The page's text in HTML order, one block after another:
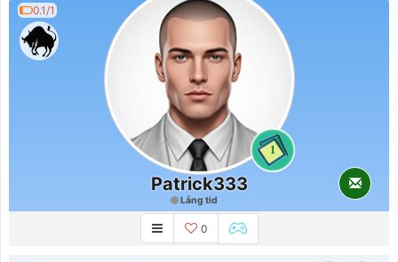
0.1/1
1
Patrick333
Lång tid
0